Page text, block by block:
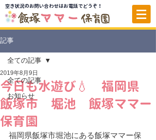
空き状況のお問い合わせはお電話でどうぞ！
記事
全ての記事
お知らせ
全ての記事
今日も水遊び💧 福岡県
飯塚市 堀池 飯塚ママー
保育園
2019年8月9日
福岡県飯塚市堀池にある飯塚ママー保